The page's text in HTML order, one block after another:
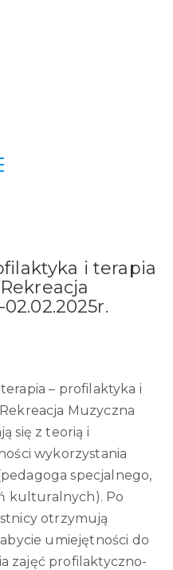
i terapia
– profilaktyka i
Muzyczna
się z teorią i
wykorzystania
specjalnego,
kulturalnych). Po
otrzymują
umiejętności do
zajęć profilaktyczno-